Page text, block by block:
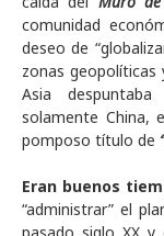
comunidad
deseo de
zonas geopolíticas
Asia
solamente China,
pomposo título de
Eran buenos
“administrar” el